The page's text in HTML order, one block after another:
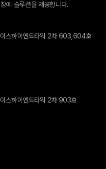
에 솔루션을 제공합니다.
스하이엔드타워 2차 603,604호
스하이엔드타워 2차 903호